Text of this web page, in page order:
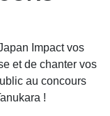
Impact vos
et de chanter vos
au concours
!